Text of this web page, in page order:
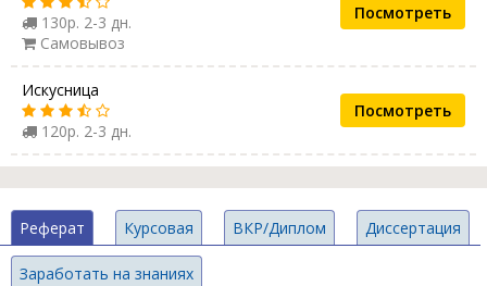
130р. 2-3 дн.
Самовывоз
Посмотреть
Искусница
120р. 2-3 дн.
Посмотреть
Реферат Курсовая ВКР/Диплом Диссертация
Заработать на знаниях